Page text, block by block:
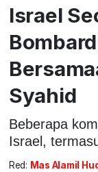
Israel
Syahid
Beberapa
Israel,
Red: Mas Alamil